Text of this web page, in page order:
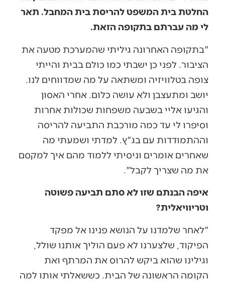
החלטת בית המשפט להריסת בית המחבל. תאר
לי מה עברתם בתקופה הזאת.
"בתקופה האחרונה גיליתי שהמערכת מטעה את
הציבור. לפני כן ישבתי כמו כולם בבית והייתי
צופה בטלוויזיה ומשתאה על מה שמדווחים לנו.
יושב ומתעצבן ולא עושה כלום. אחרי האסון
והגיעו אליי בשבעה משפחות שכולות אחרות
וסיפרו לי עד כמה מורכבת התביעה להריסה
וההתמודדות עם בג"ץ. למדתי ושמעתי מה
שאחרים אומרים וניסיתי ללמוד מהם איך למקסם
את מה שצריך לקבל".
איפה הבנתם שזו לא סתם תביעה פשוטה
וטריוויאלית?
"לאחר שלמדנו על הנושא פנינו אל מפקד
הפיקוד, שלצערנו לא פעם הוליך אותנו שולל,
וגילינו שהוא ביקש להרוס את המרתף ואת
הקומה הראשונה של הבית. כששאלתי אותו למה